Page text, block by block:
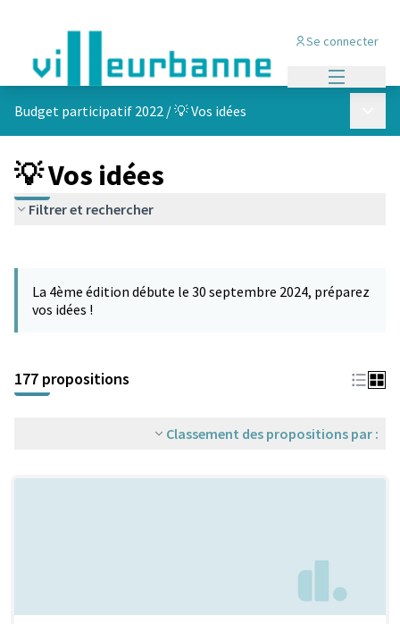
Se connecter
Budget participatif 2022 /💡 Vos idées
💡 Vos idées
Filtrer et rechercher
−
La 4ème édition débute le 30 septembre 2024, préparez
vos idées !
177 propositions
Classement des propositions par :